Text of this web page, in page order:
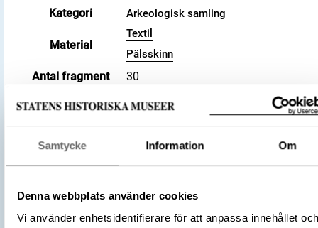
Samtycke Information Om
Denna webbplats använder cookies
Vi använder enhetsidentifierare för att anpassa innehållet och
Kategori Arkeologisk samling
Material
Textil
Pälsskinn
Antal fragment
30
Tidsperiod
Vikingatid
Andra nummer
Undernummer: Bj 731
Historisk plats
Birka, Adelsö socken